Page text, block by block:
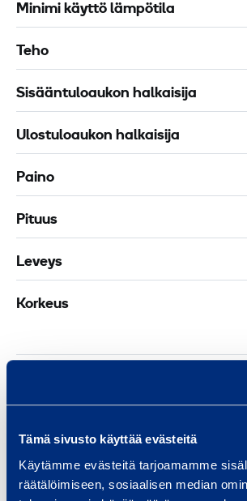
Tämä sivusto käyttää evästeitä
Käytämme evästeitä tarjoamamme
räätälöimiseen, sosiaalisen median
Minimi käyttö lämpötila
Teho
Sisääntuloaukon halkaisija
Ulostuloaukon halkaisija
Paino
Pituus
Leveys
Korkeus
Asiakirjat